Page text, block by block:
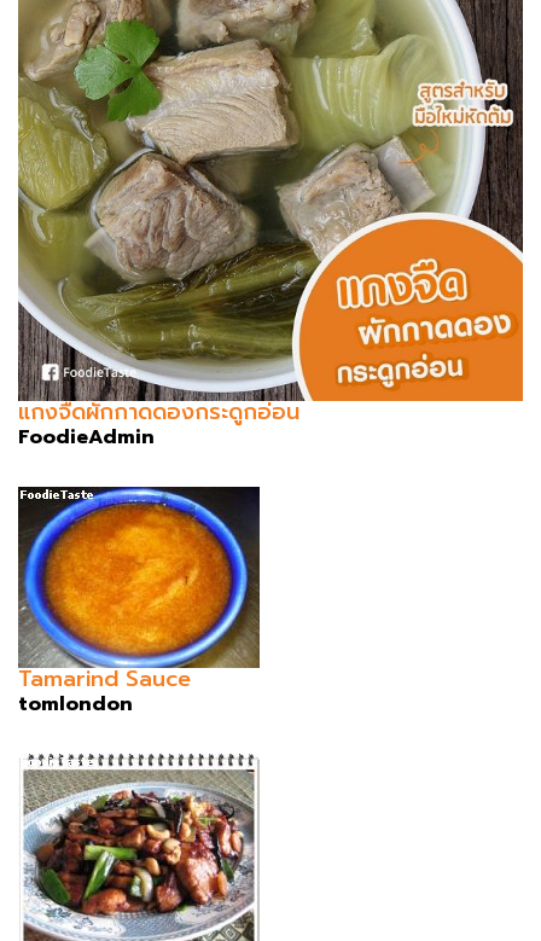
แกงจืดผักกาดดองกระดูกอ่อน
FoodieAdmin
Tamarind Sauce
tomlondon